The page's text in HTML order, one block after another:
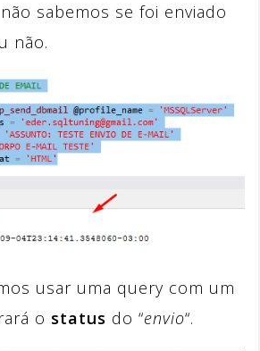
sabemos se foi enviado
não.
usar uma query com um
o status do “envio“.